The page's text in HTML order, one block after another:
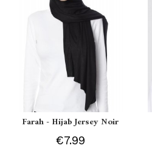
Farah - Hijab Jersey Noir
€7.99